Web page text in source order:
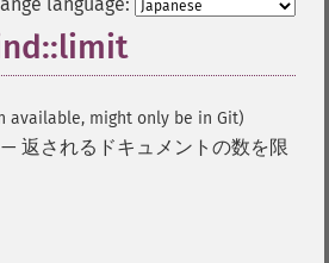
available, might only be in Git)
— 返されるドキュメントの数を限